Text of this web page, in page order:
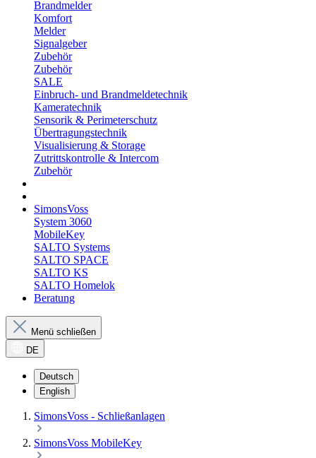
Brandmelder
Komfort
Melder
Signalgeber
Zubehör
Zubehör
SALE
Einbruch- und Brandmeldetechnik
Kameratechnik
Sensorik & Perimeterschutz
Übertragungstechnik
Visualisierung & Storage
Zutrittskontrolle & Intercom
Zubehör
SimonsVoss
System 3060
MobileKey
SALTO Systems
SALTO SPACE
SALTO KS
SALTO Homelok
Beratung
Menü schließen
DE
Deutsch
English
SimonsVoss - Schließanlagen
SimonsVoss MobileKey